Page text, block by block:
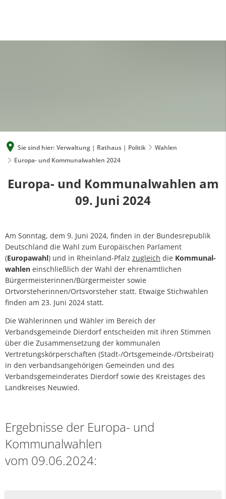
Sie sind hier: Verwaltung | Rathaus | Politik
Wahlen
Europa- und Kommunalwahlen 2024
Europa- und Kommunalwahlen am
09. Juni 2024
Am Sonntag, dem 9. Juni 2024, finden in der Bundesrepublik
Deutschland die Wahl zum Europäischen Parlament
(Europawahl) und in Rheinland-Pfalz zugleich die Kommunal-
wahlen einschließlich der Wahl der ehrenamtlichen
Bürgermeisterinnen/Bürgermeister sowie
Ortvorsteherinnen/Ortsvorsteher statt. Etwaige Stichwahlen
finden am 23. Juni 2024 statt.
Die Wählerinnen und Wähler im Bereich der
Verbandsgemeinde Dierdorf entscheiden mit ihren Stimmen
über die Zusammensetzung der kommunalen
Vertretungskörperschaften (Stadt-/Ortsgemeinde-/Ortsbeirat)
in den verbandsangehörigen Gemeinden und des
Verbandsgemeinderates Dierdorf sowie des Kreistages des
Landkreises Neuwied.
Ergebnisse der Europa- und
Kommunalwahlen
vom 09.06.2024: